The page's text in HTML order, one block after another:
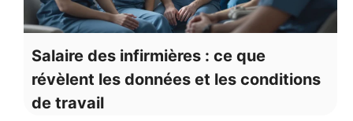
Salaire des infirmières : ce que
révèlent les données et les conditions
de travail